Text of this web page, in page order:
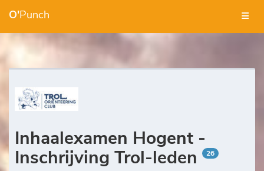
O'Punch
Inhaalexamen Hogent -
Inschrijving Trol-leden
26